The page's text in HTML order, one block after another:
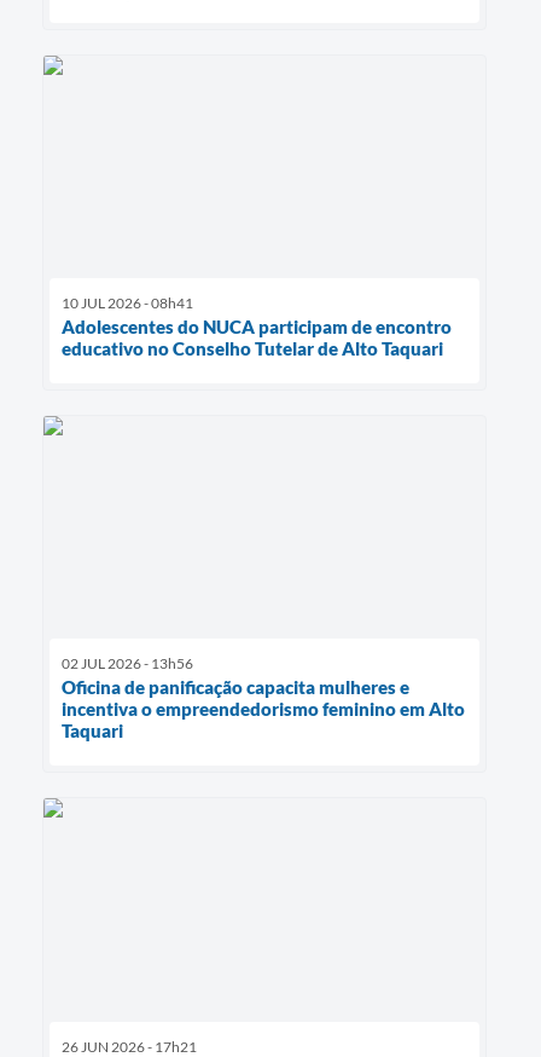
10 JUL 2026 - 08h41
Adolescentes do NUCA participam de encontro
educativo no Conselho Tutelar de Alto Taquari
02 JUL 2026 - 13h56
Oficina de panificação capacita mulheres e
incentiva o empreendedorismo feminino em Alto
Taquari
26 JUN 2026 - 17h21